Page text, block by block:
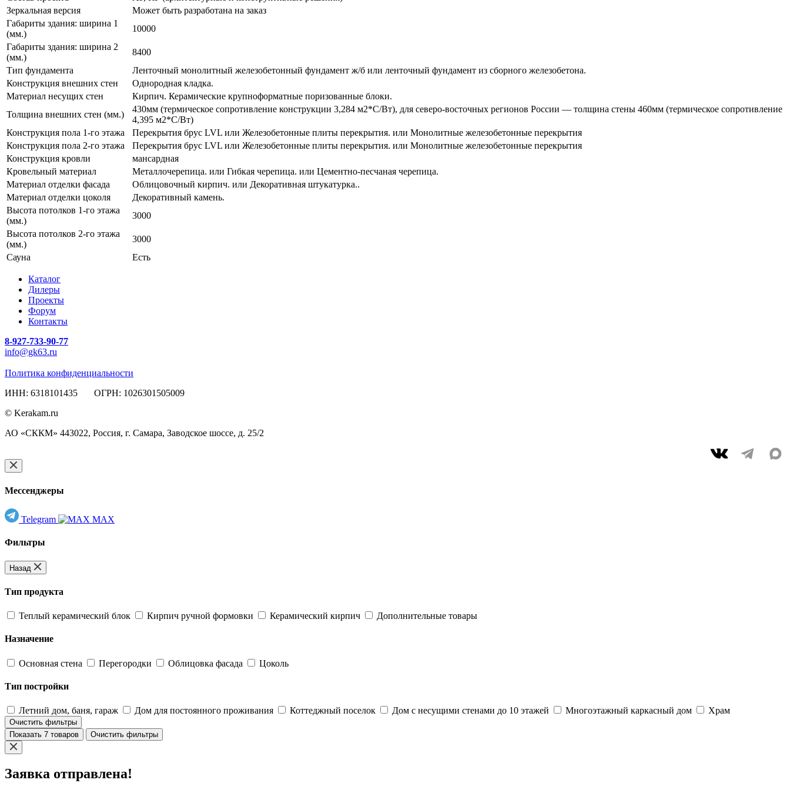
Зеркальная версия
Может быть разработана на заказ
Габариты здания: ширина 1
(мм.)
10000
Габариты здания: ширина 2
(мм.)
8400
Тип фундамента
Ленточный монолитный железобетонный фундамент ж/б или ленточный фундамент из сборного железобетона.
Конструкция внешних стен
Однородная кладка.
Материал несущих стен
Кирпич. Керамические крупноформатные поризованные блоки.
Толщина внешних стен (мм.)
430мм (термическое сопротивление конструкции 3,284 м2*С/Вт), для северо-восточных регионов России — толщина стены 460мм (термическое сопротивление
4,395 м2*С/Вт)
Конструкция пола 1-го этажа
Перекрытия брус LVL или Железобетонные плиты перекрытия. или Монолитные железобетонные перекрытия
Конструкция пола 2-го этажа
Перекрытия брус LVL или Железобетонные плиты перекрытия. или Монолитные железобетонные перекрытия
Конструкция кровли
мансардная
Кровельный материал
Металлочерепица. или Гибкая черепица. или Цементно-песчаная черепица.
Материал отделки фасада
Облицовочный кирпич. или Декоративная штукатурка..
Материал отделки цоколя
Декоративный камень.
Высота потолков 1-го этажа
(мм.)
3000
Высота потолков 2-го этажа
(мм.)
3000
Сауна
Есть
Каталог
Дилеры
Проекты
Форум
Контакты
8-927-733-90-77
info@gk63.ru
Политика конфиденциальности
ИНН: 6318101435 ОГРН: 1026301505009
© Kerakam.ru
АО «СККМ» 443022, Россия, г. Самара, Заводское шоссе, д. 25/2
Мессенджеры
Telegram MAX
Фильтры
Назад
Тип продукта
Теплый керамический блок Кирпич ручной формовки Керамический кирпич Дополнительные товары
Назначение
Основная стена Перегородки Облицовка фасада Цоколь
Тип постройки
Летний дом, баня, гараж Дом для постоянного проживания Коттеджный поселок Дом с несущими стенами до 10 этажей Многоэтажный каркасный дом Храм
Очистить фильтры
Показать 7 товаров
Очистить фильтры
Заявка отправлена!